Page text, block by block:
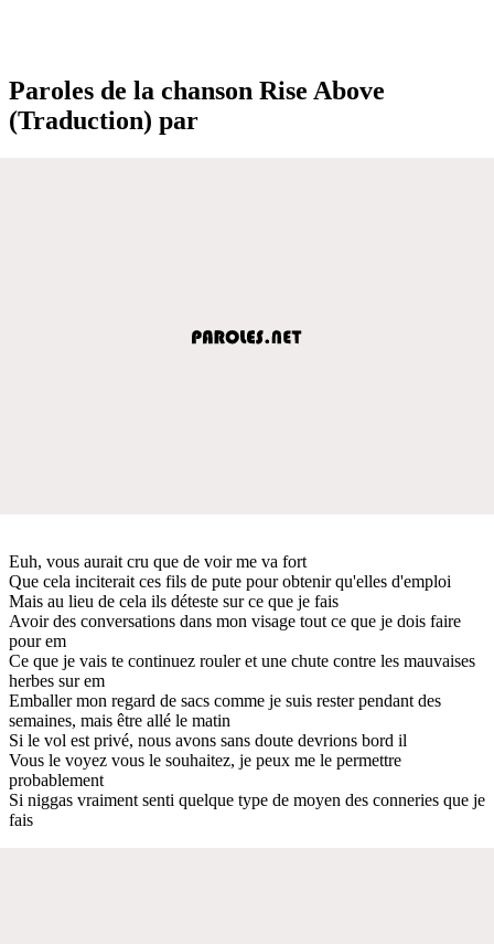
Paroles de la chanson Rise Above
(Traduction) par
Euh, vous aurait cru que de voir me va fort
Que cela inciterait ces fils de pute pour obtenir qu'elles d'emploi
Mais au lieu de cela ils déteste sur ce que je fais
Avoir des conversations dans mon visage tout ce que je dois faire
pour em
Ce que je vais te continuez rouler et une chute contre les mauvaises
herbes sur em
Emballer mon regard de sacs comme je suis rester pendant des
semaines, mais être allé le matin
Si le vol est privé, nous avons sans doute devrions bord il
Vous le voyez vous le souhaitez, je peux me le permettre
probablement
Si niggas vraiment senti quelque type de moyen des conneries que je
fais